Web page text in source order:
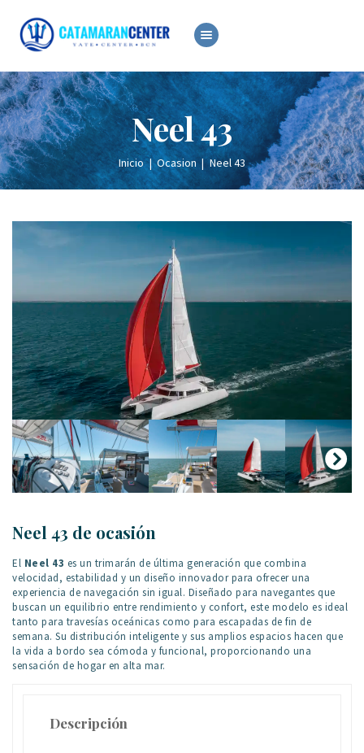
Neel 43
Inicio Ocasion Neel 43
ALQUILER
VENTA
OCASIÓN
SERVICIOS
NOTICIAS
Neel 43 de ocasión
El Neel 43 es un trimarán de última generación que combina
velocidad, estabilidad y un diseño innovador para ofrecer una
experiencia de navegación sin igual. Diseñado para navegantes que
buscan un equilibrio entre rendimiento y confort, este modelo es ideal
tanto para travesías oceánicas como para escapadas de fin de
semana. Su distribución inteligente y sus amplios espacios hacen que
la vida a bordo sea cómoda y funcional, proporcionando una
sensación de hogar en alta mar.
Descripción